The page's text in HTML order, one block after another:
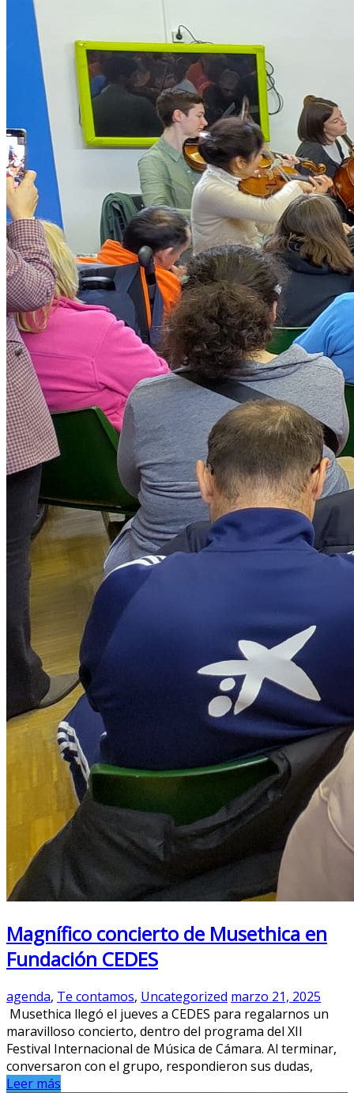
Magnífico concierto de Musethica en
Fundación CEDES
agenda, Te contamos, Uncategorized marzo 21, 2025
Musethica llegó el jueves a CEDES para regalarnos un
maravilloso concierto, dentro del programa del XII
Festival Internacional de Música de Cámara. Al terminar,
conversaron con el grupo, respondieron sus dudas,
Leer más